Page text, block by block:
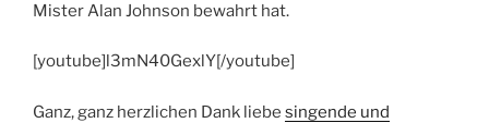
Mister Alan Johnson bewahrt hat.
[youtube]l3mN40GexlY[/youtube]
Ganz, ganz herzlichen Dank liebe singende und